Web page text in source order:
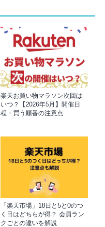
楽天お買い物マラソン次回は
いつ？【2026年5月】開催日
程・買う順番の注意点
「楽天市場」18日と5と0のつ
く日はどちらが得？ 会員ラン
クごとの違いを解説